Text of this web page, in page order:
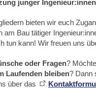
junger Ingenieur:innen
bieten wir euch
am Bau tätiger
tun kann! Wir freuen uns
oder Fragen?
Laufenden bleiben? Dann
über das